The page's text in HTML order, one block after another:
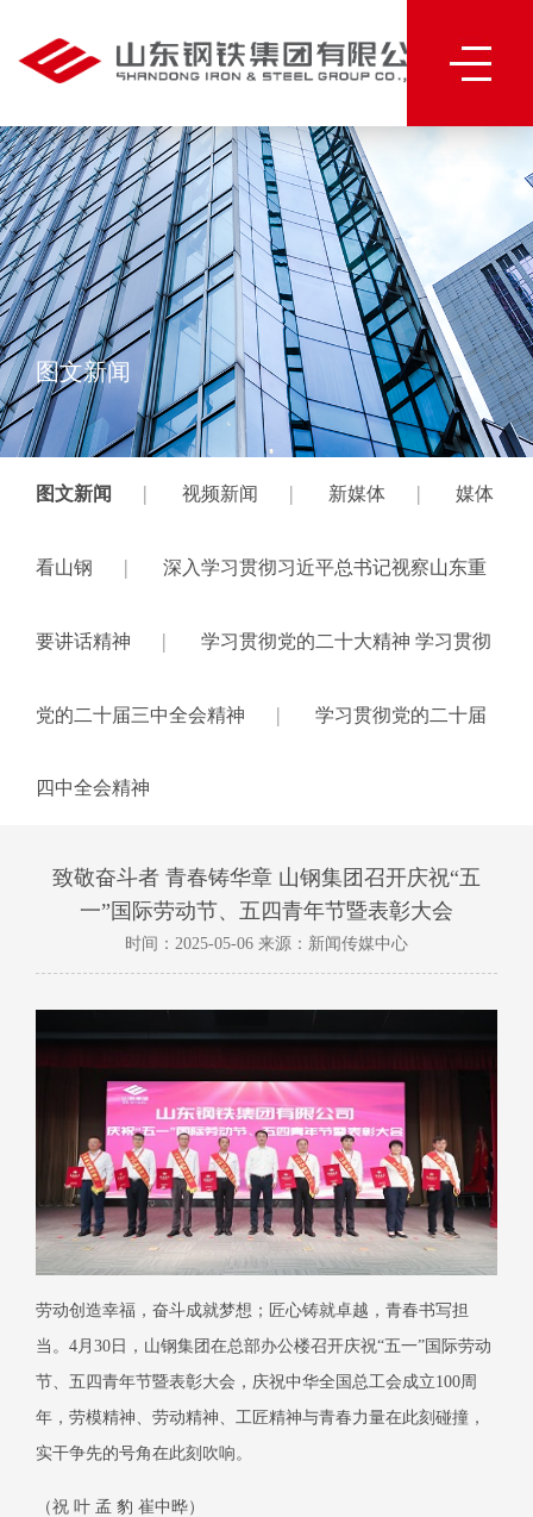
图文新闻
图文新闻 | 视频新闻 | 新媒体 | 媒体
看山钢 | 深入学习贯彻习近平总书记视察山东重
要讲话精神 | 学习贯彻党的二十大精神 学习贯彻
党的二十届三中全会精神 | 学习贯彻党的二十届
四中全会精神
致敬奋斗者 青春铸华章 山钢集团召开庆祝“五
一”国际劳动节、五四青年节暨表彰大会
时间：2025-05-06 来源：新闻传媒中心
劳动创造幸福，奋斗成就梦想；匠心铸就卓越，青春书写担
当。 4月30日，山钢集团在总部办公楼召开庆祝“五一”国际劳动
节、五四青年节暨表彰大会，庆祝中华全国总工会成立100周
年，劳模精神、劳动精神、工匠精神与青春力量在此刻碰撞，
实干争先的号角在此刻吹响。
（祝 叶 孟 豹 崔中晔）